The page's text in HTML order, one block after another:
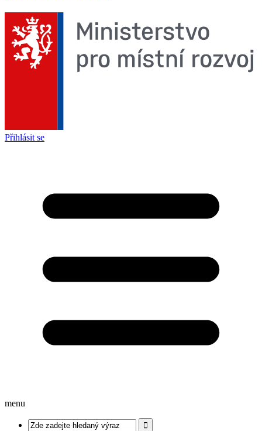
Přihlásit se
menu